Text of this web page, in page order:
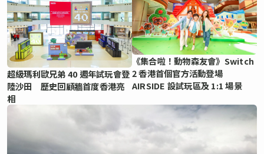
超級瑪利歐兄弟 40 週年試玩會登
陸沙田 歷史回顧牆首度香港亮
相
《集合啦！動物森友會》Switch
2 香港首個官方活動登場
AIRSIDE 設試玩區及 1:1 場景